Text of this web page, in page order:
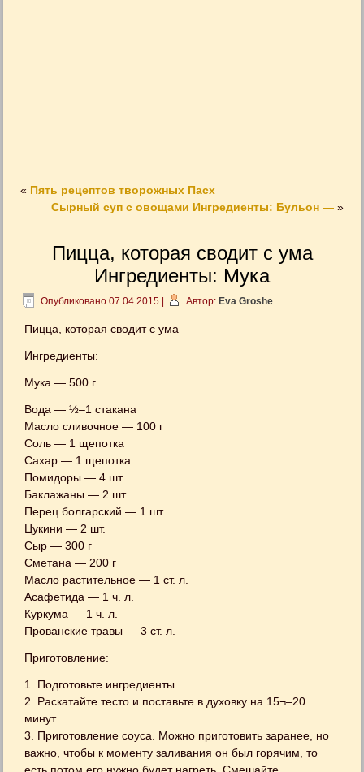
« Пять рецептов творожных Пасх
Сырный суп с овощами Ингредиенты: Бульон —»
Пицца, которая сводит с ума
Ингредиенты: Мука
Опубликовано 07.04.2015 Автор: Eva Groshe
Пицца, которая сводит с ума
Ингредиенты:
Мука — 500 г
Вода — ½–1 стакана
Масло сливочное — 100 г
Соль — 1 щепотка
Сахар — 1 щепотка
Помидоры — 4 шт.
Баклажаны — 2 шт.
Перец болгарский — 1 шт.
Цукини — 2 шт.
Сыр — 300 г
Сметана — 200 г
Масло растительное — 1 ст. л.
Асафетида — 1 ч. л.
Куркума — 1 ч. л.
Прованские травы — 3 ст. л.
Приготовление:
1. Подготовьте ингредиенты.
2. Раскатайте тесто и поставьте в духовку на 15¬–20
минут.
3. Приготовление соуса. Можно приготовить заранее, но
важно, чтобы к моменту заливания он был горячим, то